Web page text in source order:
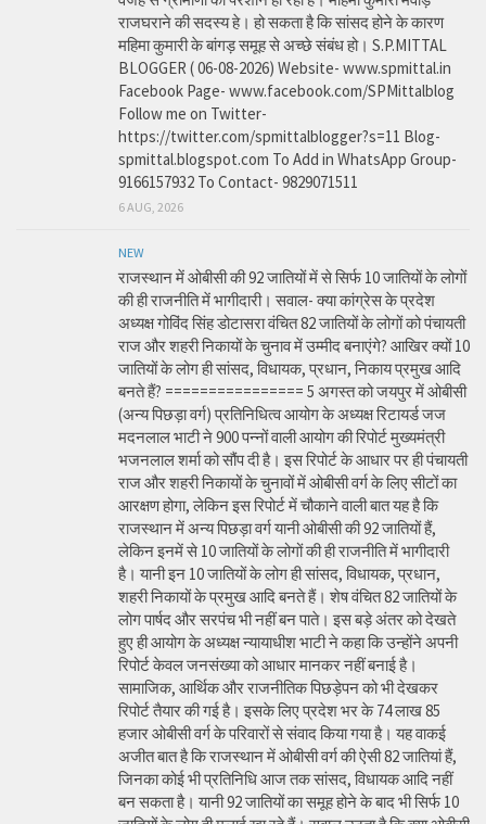
राजघराने की सदस्य हे। हो सकता है कि सांसद होने के कारण
महिमा कुमारी के बांगड़ समूह से अच्छे संबंध हो। S.P.MITTAL
BLOGGER ( 06-08-2026) Website- www.spmittal.in
Facebook Page- www.facebook.com/SPMittalblog
Follow me on Twitter-
https://twitter.com/spmittalblogger?s=11 Blog-
spmittal.blogspot.com To Add in WhatsApp Group-
9166157932 To Contact- 9829071511
6 AUG, 2026
NEW
राजस्थान में ओबीसी की 92 जातियों में से सिर्फ 10 जातियों के लोगों
की ही राजनीति में भागीदारी। सवाल- क्या कांग्रेस के प्रदेश
अध्यक्ष गोविंद सिंह डोटासरा वंचित 82 जातियों के लोगों को पंचायती
राज और शहरी निकायों के चुनाव में उम्मीद बनाएंगे? आखिर क्यों 10
जातियों के लोग ही सांसद, विधायक, प्रधान, निकाय प्रमुख आदि
बनते हैं? ================ 5 अगस्त को जयपुर में ओबीसी
(अन्य पिछड़ा वर्ग) प्रतिनिधित्व आयोग के अध्यक्ष रिटायर्ड जज
मदनलाल भाटी ने 900 पन्नों वाली आयोग की रिपोर्ट मुख्यमंत्री
भजनलाल शर्मा को सौंप दी है। इस रिपोर्ट के आधार पर ही पंचायती
राज और शहरी निकायों के चुनावों में ओबीसी वर्ग के लिए सीटों का
आरक्षण होगा, लेकिन इस रिपोर्ट में चौकाने वाली बात यह है कि
राजस्थान में अन्य पिछड़ा वर्ग यानी ओबीसी की 92 जातियों हैं,
लेकिन इनमें से 10 जातियों के लोगों की ही राजनीति में भागीदारी
है। यानी इन 10 जातियों के लोग ही सांसद, विधायक, प्रधान,
शहरी निकायों के प्रमुख आदि बनते हैं। शेष वंचित 82 जातियों के
लोग पार्षद और सरपंच भी नहीं बन पाते। इस बड़े अंतर को देखते
हुए ही आयोग के अध्यक्ष न्यायाधीश भाटी ने कहा कि उन्होंने अपनी
रिपोर्ट केवल जनसंख्या को आधार मानकर नहीं बनाई है।
सामाजिक, आर्थिक और राजनीतिक पिछड़ेपन को भी देखकर
रिपोर्ट तैयार की गई है। इसके लिए प्रदेश भर के 74 लाख 85
हजार ओबीसी वर्ग के परिवारों से संवाद किया गया है। यह वाकई
अजीत बात है कि राजस्थान में ओबीसी वर्ग की ऐसी 82 जातियां हैं,
जिनका कोई भी प्रतिनिधि आज तक सांसद, विधायक आदि नहीं
बन सकता है। यानी 92 जातियों का समूह होने के बाद भी सिर्फ 10